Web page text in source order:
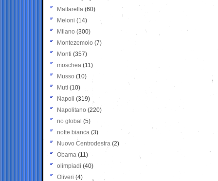
Mattarella (60)
Meloni (14)
Milano (300)
Montezemolo (7)
Monti (357)
moschea (11)
Musso (10)
Muti (10)
Napoli (319)
Napolitano (220)
no global (5)
notte bianca (3)
Nuovo Centrodestra (2)
Obama (11)
olimpiadi (40)
Oliveri (4)